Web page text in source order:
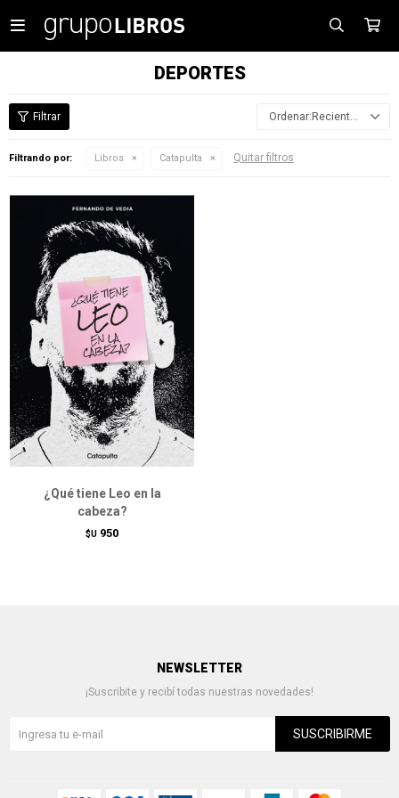

DEPORTES
Recientes
Filtrando por: Libros Catapulta Quitar filtros
¿Qué tiene Leo en la
cabeza?
$U 950
NEWSLETTER
¡Suscribite y recibí todas nuestras novedades!
SUSCRIBIRME